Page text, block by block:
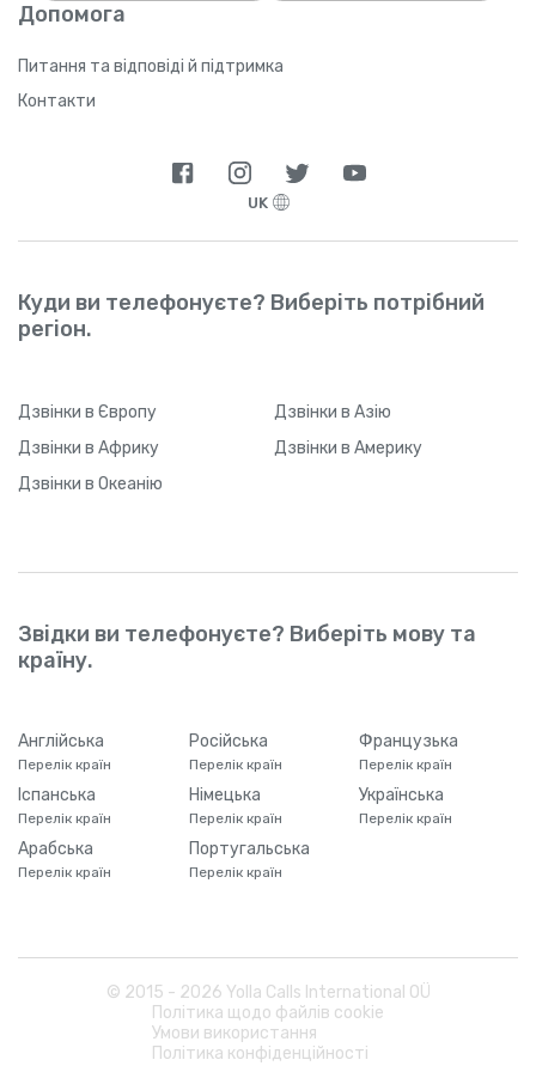
пройде значний проміжок часу), Yolla може
через технічні обмеження. Щойно ваш друг
він зможе у будь-який час змінити тип
Допомога
Питання та відповіді й підтримка
Контакти
UK
Куди ви телефонуєте? Виберіть потрібний
регіон.
Дзвінки в Європу Дзвінки в Азію
Дзвінки в Африку Дзвінки в Америку
Дзвінки в Океанію
Звідки ви телефонуєте? Виберіть мову та
країну.
Англійська
Перелік країн
Російська
Перелік країн
Французька
Перелік країн
Іспанська
Перелік країн
Німецька
Перелік країн
Українська
Перелік країн
Арабська
Перелік країн
Португальська
Перелік країн
© 2015 - 2026 Yolla Calls International OÜ
Політика щодо файлів cookie
Умови використання
Політика конфіденційності